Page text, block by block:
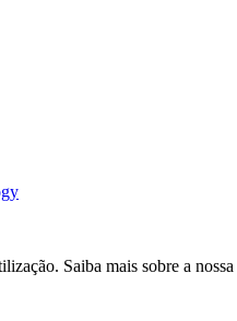
Saiba mais sobre a nossa